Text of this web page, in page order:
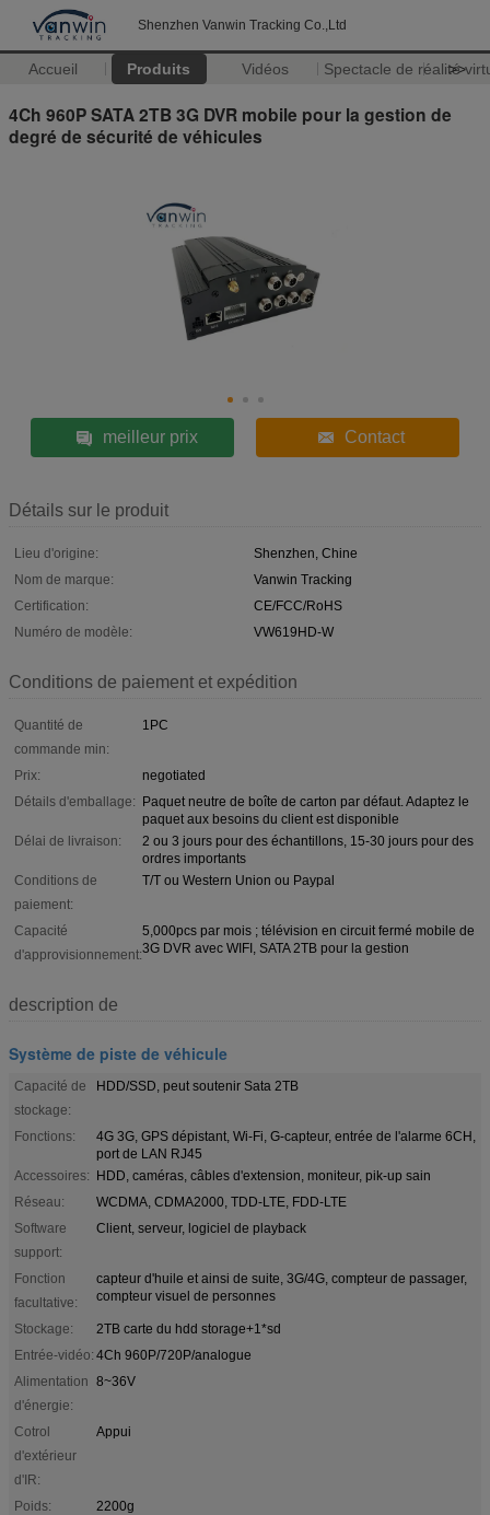
Shenzhen Vanwin Tracking Co.,Ltd
Accueil Produits Vidéos Spectacle de réalité
>>
4Ch 960P SATA 2TB 3G DVR mobile pour la gestion de
degré de sécurité de véhicules
meilleur prix Contact
Détails sur le produit
Lieu d'origine:
Shenzhen, Chine
Nom de marque:
Vanwin Tracking
Certification:
CE/FCC/RoHS
Numéro de modèle:
VW619HD-W
Conditions de paiement et expédition
Quantité de
commande min:
1PC
Prix:
negotiated
Détails d'emballage: Paquet neutre de boîte de carton par défaut. Adaptez le
paquet aux besoins du client est disponible
Délai de livraison:
2 ou 3 jours pour des échantillons, 15-30 jours pour des
ordres importants
Conditions de
paiement:
T/T ou Western Union ou Paypal
Capacité
d'approvisionnement:
5,000pcs par mois ; télévision en circuit fermé mobile de
3G DVR avec WIFI, SATA 2TB pour la gestion
description de
Système de piste de véhicule
Capacité de
stockage:
HDD/SSD, peut soutenir Sata 2TB
Fonctions:
4G 3G, GPS dépistant, Wi-Fi, G-capteur, entrée de l'alarme 6CH,
port de LAN RJ45
Accessoires: HDD, caméras, câbles d'extension, moniteur, pik-up sain
Réseau:
WCDMA, CDMA2000, TDD-LTE, FDD-LTE
Software
support:
Client, serveur, logiciel de playback
Fonction
facultative:
capteur d'huile et ainsi de suite, 3G/4G, compteur de passager,
compteur visuel de personnes
Stockage:
2TB carte du hdd storage+1*sd
Entrée-vidéo: 4Ch 960P/720P/analogue
Alimentation
d'énergie:
8~36V
Cotrol
d'extérieur
d'IR:
Appui
Poids:
2200g